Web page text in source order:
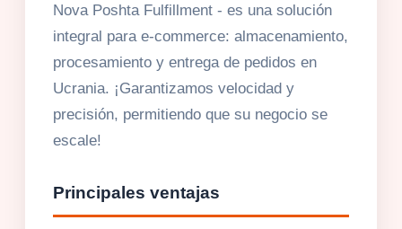
Nova Poshta Fulfillment - es una solución
integral para e-commerce: almacenamiento,
procesamiento y entrega de pedidos en
Ucrania. ¡Garantizamos velocidad y
precisión, permitiendo que su negocio se
escale!
Principales ventajas